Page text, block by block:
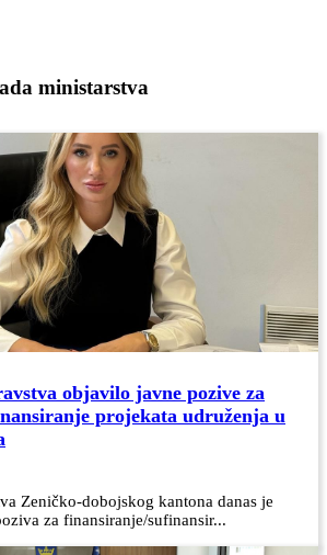
ministarstva
objavilo javne pozive za
projekata udruženja u
Zeničko-dobojskog kantona danas je
za finansiranje/sufinansir...